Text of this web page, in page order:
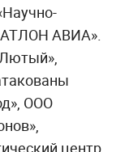
АВИА».
ООО
центр